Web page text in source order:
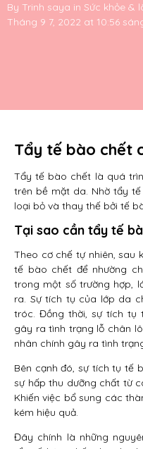
By Trinh saya in Sức khỏe &
Tháng 9 7, 2022 at 10:56
Tẩy tế bào chết
Tẩy tế bào chết là quá
trên bề mặt da. Nhờ tẩy
loại bỏ và thay thế bởi tế
Tại sao cần tẩy tế
Theo cơ chế tự nhiên, sau
tế bào chết để nhường
trong một số trường hợp,
ra. Sự tích tụ của lớp da
tróc. Đồng thời, sự tích tụ
gây ra tình trạng lỗ chân
nhân chính gây ra tình
Bên cạnh đó, sự tích tụ tế
sự hấp thu dưỡng chất từ
Khiến việc bổ sung các
kém hiệu quả.
Đây chính là những